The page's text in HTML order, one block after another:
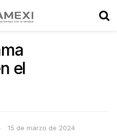
el
15 de marzo de 2024